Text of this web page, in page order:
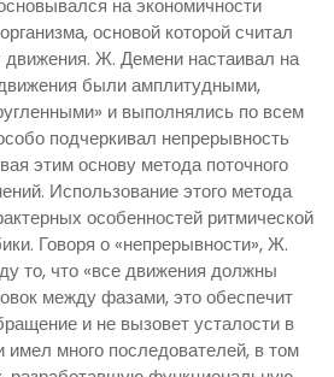
на экономичности
основой которой считал
движения. Ж. Демени настаивал на
были амплитудными,
и выполнялись по всем
подчеркивал непрерывность
этим основу метода поточного
Использование этого метода
особенностей ритмической
Говоря о «непрерывности», Ж.
то, что «все движения должны
между фазами, это обеспечит
и не вызовет усталости в
много последователей, в том